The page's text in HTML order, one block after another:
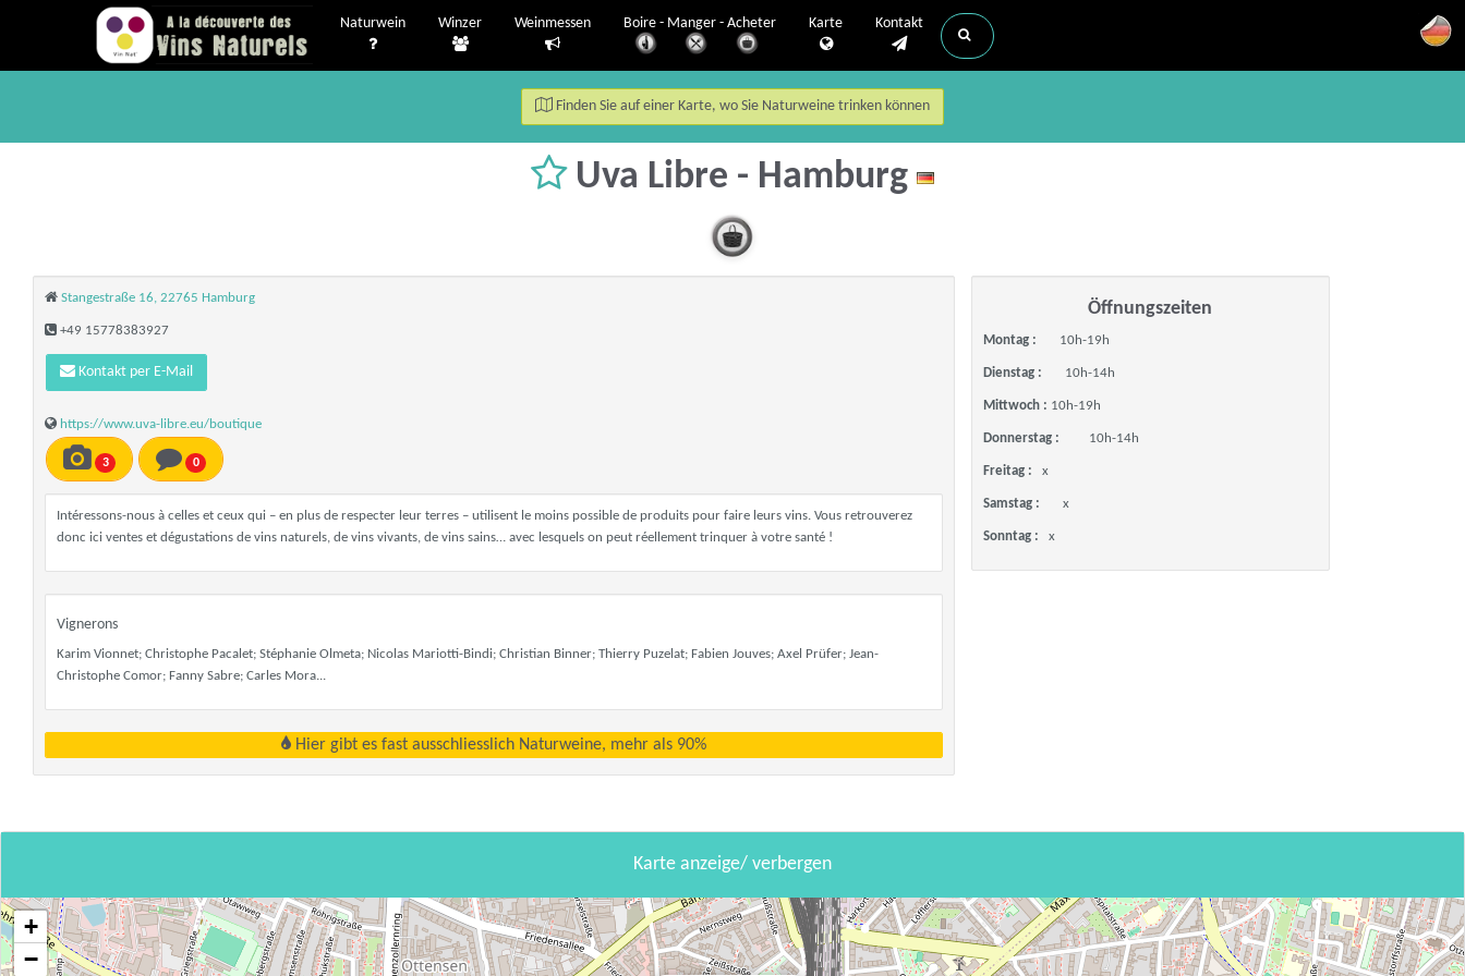
Naturwein Winzer Weinmessen Boire - Manger - Acheter Karte Kontakt
Finden Sie auf einer Karte, wo Sie Naturweine trinken können
Uva Libre - Hamburg
Stangestraße 16, 22765 Hamburg
+49 15778383927
Kontakt per E-Mail
https://www.uva-libre.eu/boutique
3 0
Intéressons-nous à celles et ceux qui – en plus de respecter leur terres – utilisent le moins possible de produits pour faire leurs vins. Vous retrouverez
donc ici ventes et dégustations de vins naturels, de vins vivants, de vins sains… avec lesquels on peut réellement trinquer à votre santé !
Vignerons
Karim Vionnet; Christophe Pacalet; Stéphanie Olmeta; Nicolas Mariotti-Bindi; Christian Binner; Thierry Puzelat; Fabien Jouves; Axel Prüfer; Jean-
Christophe Comor; Fanny Sabre; Carles Mora...
Hier gibt es fast ausschliesslich Naturweine, mehr als 90%
Öffnungszeiten
Montag : 10h-19h
Dienstag : 10h-14h
Mittwoch : 10h-19h
Donnerstag : 10h-14h
Freitag : x
Samstag : x
Sonntag : x
Karte anzeige/ verbergen
+
−